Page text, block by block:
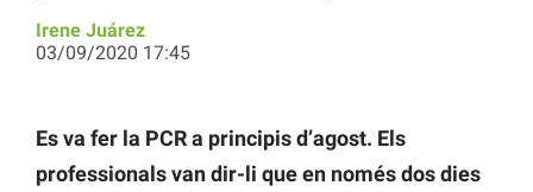
Irene Juárez
03/09/2020 17:45
Es va fer la PCR a principis d’agost. Els
professionals van dir-li que en només dos dies